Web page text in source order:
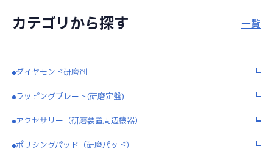
カテゴリから探す 一覧
ダイヤモンド研磨剤
ラッピングプレート(研磨定盤)
アクセサリー（研磨装置周辺機器）
ポリシングパッド（研磨パッド）